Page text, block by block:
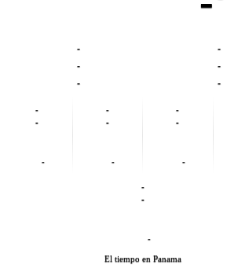
-
-
-
-
-
-
-
-
-
-
-
-
-
-
-
-
-
-
El tiempo en Panama